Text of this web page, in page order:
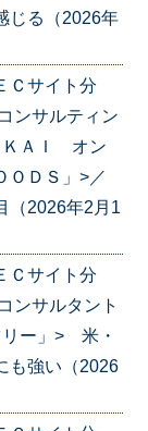
じる（2026年
Ｃサイト分
ンサルティン
ＡＩ オン
ＤＳ」>／
（2026年2月1
Ｃサイト分
ンサルタント
ー」> 米・
も強い（2026